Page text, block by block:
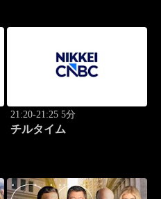
21:20-21:25 5分
チルタイム